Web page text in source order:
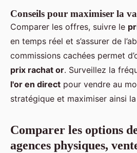
Conseils pour maximiser la
Comparer les offres, suivre le
en temps réel et s’assurer de
commissions cachées permet
prix rachat or. Surveillez la
l'or en direct pour vendre au
stratégique et maximiser ainsi
Comparer les options
agences physiques,